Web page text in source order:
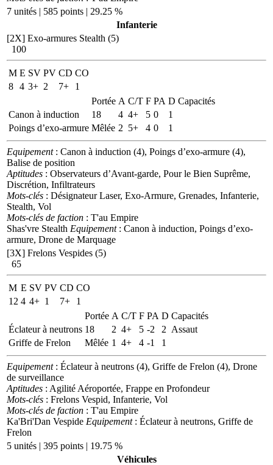
7 unités | 585 points | 29.25 %
Infanterie
[2X] Exo-armures Stealth (5)
100
M E SV PV CD CO
8 4 3+ 2 7+
1
Portée A C/T F PA D Capacités
Canon à induction
18 4 4+ 5 0
1
Poings d’exo-armure Mêlée 2 5+ 4 0 1
Equipement: Canon à induction (4), Poings d’exo-armure (4),
Balise de position
Aptitudes : Observateurs d’Avant-garde, Pour le Bien Suprême,
Discrétion, Infiltrateurs
Mots-clés : Désignateur Laser, Exo-Armure, Grenades, Infanterie,
Stealth, Vol
Mots-clés de faction : T'au Empire
Shas'vre Stealth Equipement: Canon à induction, Poings d’exo-
armure, Drone de Marquage
[3X] Frelons Vespides (5)
65
M E SV PV CD CO
12 4 4+ 1 7+
1
Portée A C/T F PA D Capacités
Éclateur à neutrons 18 2 4+ 5 -2 2 Assaut
Griffe de Frelon
Mêlée 1 4+ 4 -1 1
Equipement: Éclateur à neutrons (4), Griffe de Frelon (4), Drone
de surveillance
Aptitudes : Agilité Aéroportée, Frappe en Profondeur
Mots-clés : Frelons Vespid, Infanterie, Vol
Mots-clés de faction : T'au Empire
Ka'Bri'Dan Vespide Equipement: Éclateur à neutrons, Griffe de
Frelon
5 unités | 395 points | 19.75 %
Véhicules